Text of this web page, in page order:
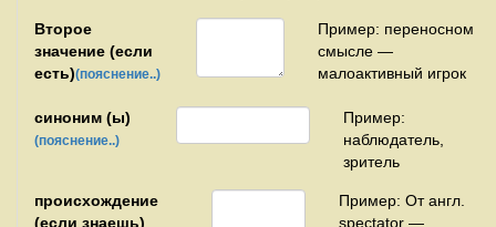
Второе
значение (если
есть)(пояснение..)
Пример: переносном
смысле —
малоактивный игрок
синоним (ы)
(пояснение..)
Пример:
наблюдатель,
зритель
происхождение
(если знаешь)
Пример: От англ.
spectator —